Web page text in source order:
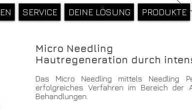
SERVICE DEINE LÖSUNG PRODUKTE
Micro Needling
Hautregeneration durch
Das Micro Needling mittels Needling
erfolgreiches Verfahren im Bereich der
Behandlungen.